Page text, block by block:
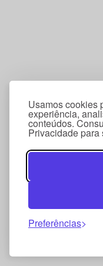
Usamos cookies
experiência,
conteúdos.
Privacidade para
Preferências